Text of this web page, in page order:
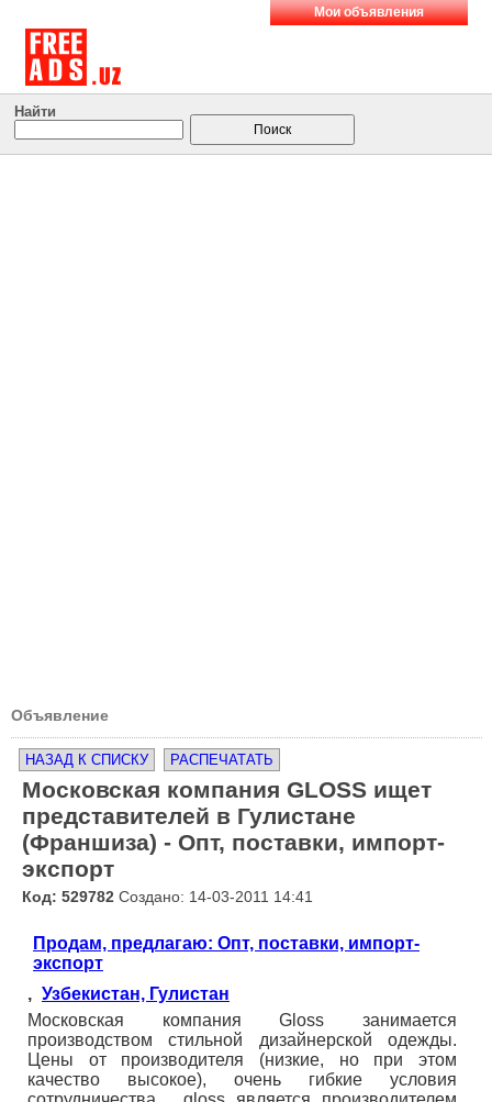
Мои объявления
Найти
Объявление
НАЗАД К СПИСКУ РАСПЕЧАТАТЬ
Московская компания GLOSS ищет
представителей в Гулистане
(Франшиза) - Опт, поставки, импорт-
экспорт
Код: 529782 Создано: 14-03-2011 14:41
Продам, предлагаю: Опт, поставки, импорт-
экспорт
, Узбекистан, Гулистан
Московская компания Gloss занимается
производством стильной дизайнерской одежды.
Цены от производителя (низкие, но при этом
качество высокое), очень гибкие условия